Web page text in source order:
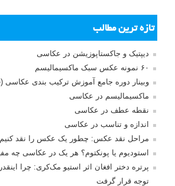
تازه ترین مطالب
دیپتیک و جاکستا‌پوزیشن در عکاسی
۶۰ نمونه عکس سبک ماکسیمالیسم
وبینار دوره جامع آموزش ترکیب بندی
ماکسیمالیسم در عکاسی
نقطه عطف در عکاسی
اندازه و تناسب در عکاسی
مراحل نقد عکس: چطور یک عکس را نقد کنیم
استودیوم یا پونکتوم؟ هر یک در عکاسی چه
پرتره دختر افغان اثر استیو مک‌کری: چرا
توجه قرار گرفت